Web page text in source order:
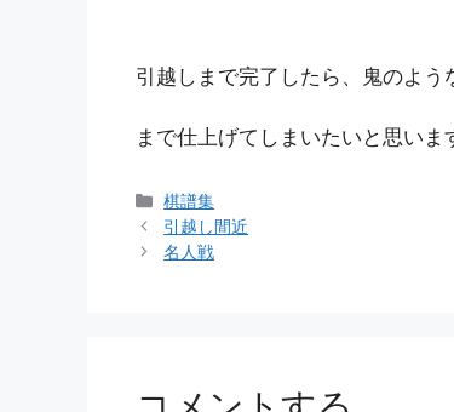
引越しまで完了したら、鬼のよ
まで仕上げてしまいたいと思いま
カ
テ
ゴ
棋譜集
引越し間近
名人戦